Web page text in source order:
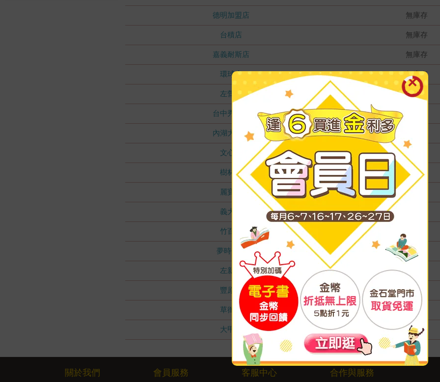
德明加盟店 無庫存
台積店 無庫存
嘉義耐斯店 無庫存
環球店 無庫存
左營店 無庫存
台中秀泰店
內湖大潤發
文心店
樹林店 無庫存
麗寶店 無庫存
義大店
竹百店
夢時代店 無庫存
左新店
豐原店 無庫存
草衙店 無庫存
大甲店 無庫存
關於我們 會員服務 客服中心 合作與服務